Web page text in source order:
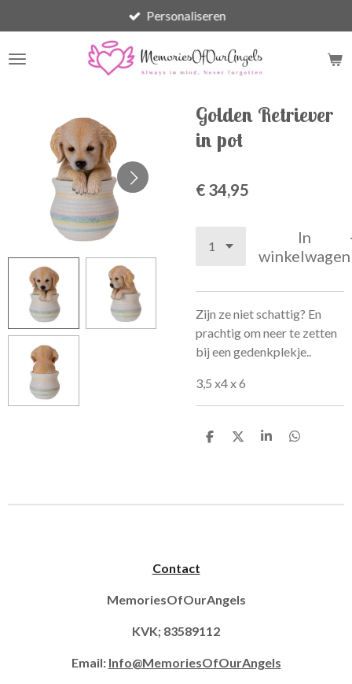
direct
naar
Personaliseren
Golden Retriever
in pot
€ 34,95
In
winkelwagen
Zijn ze niet schattig? En
prachtig om neer te zetten
bij een gedenkplekje..
3,5 x4 x 6
D
D
S
D
Contact
MemoriesOfOurAngels
KVK; 83589112
Email: Info@MemoriesOfOurAngels